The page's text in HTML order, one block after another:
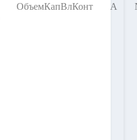
ОбъемКапВлКонт А